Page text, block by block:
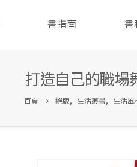
書指南 書
打造自己的職
首頁 絕版, 生活叢書, 生活風